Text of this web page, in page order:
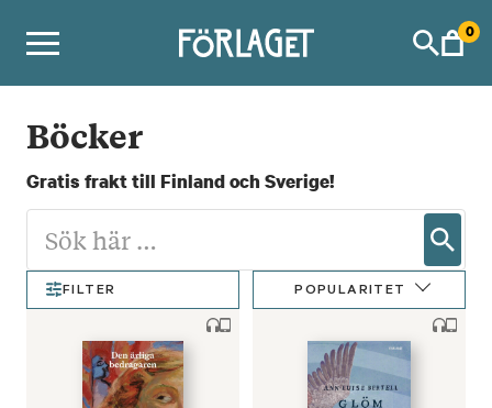
0
Böcker
Gratis frakt till Finland och Sverige!
FILTER POPULARITET